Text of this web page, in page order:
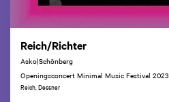
Reich/Richter
Asko|Schönberg
Openingsconcert Minimal Music Festival 2023
Reich, Dessner